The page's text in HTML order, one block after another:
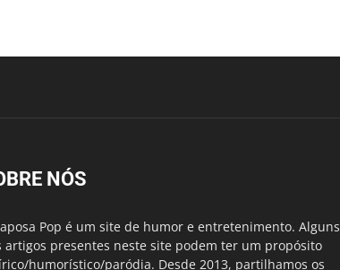
NÓS
Pop é um site de humor e entretenimento. Alguns
artigos presentes neste site podem ter um propósito
humorístico/paródia. Desde 2013, partilhamos os